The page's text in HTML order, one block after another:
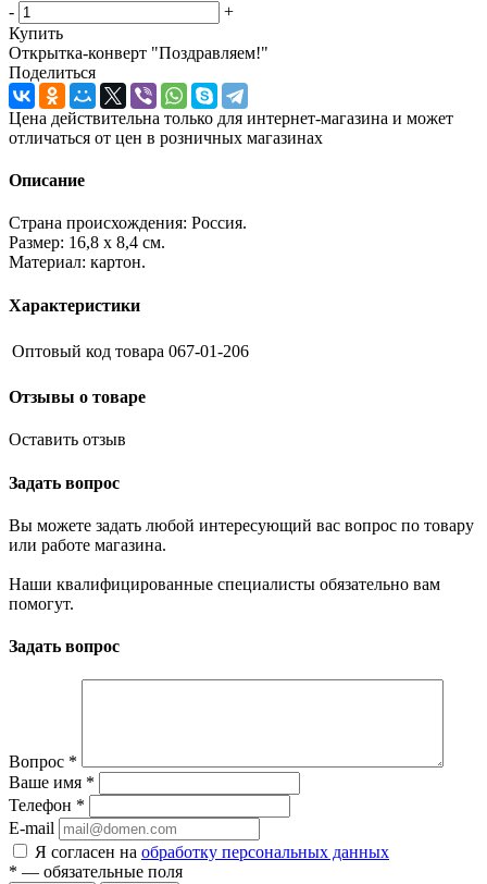
-
+
Купить
Открытка-конверт "Поздравляем!"
Поделиться
Цена действительна только для интернет-магазина и может
отличаться от цен в розничных магазинах
Описание
Страна происхождения: Россия.
Размер: 16,8 х 8,4 см.
Материал: картон.
Характеристики
Оптовый код товара 067-01-206
Отзывы о товаре
Оставить отзыв
Задать вопрос
Вы можете задать любой интересующий вас вопрос по товару
или работе магазина.
Наши квалифицированные специалисты обязательно вам
помогут.
Задать вопрос
Вопрос *
Ваше имя *
Телефон *
E-mail
Я согласен на обработку персональных данных
* — обязательные поля